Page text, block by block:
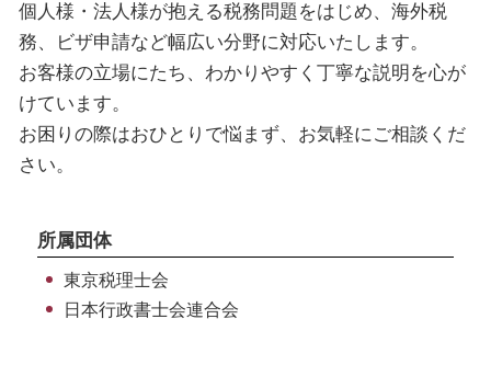
赤字 法人税
課税所得 計算方法
ビザ申請 専門家 相談
ビザ申請 費用
就労 ビザ 種類
ビザ 申請書
ビザ申請 専門家
税務相談 新宿区 相談
ビザ申請 千葉県 税理士
ビザ申請 新宿区 税理士
ビザ申請 渋谷区 税理士
税務相談 神奈川県 相談
法人 埼玉県 相談
個人様・法人様が抱える税務問題をはじめ、海外税
務、ビザ申請など幅広い分野に対応いたします。
お客様の立場にたち、わかりやすく丁寧な説明を心が
けています。
お困りの際はおひとりで悩まず、お気軽にご相談くだ
さい。
所属団体
東京税理士会
日本行政書士会連合会